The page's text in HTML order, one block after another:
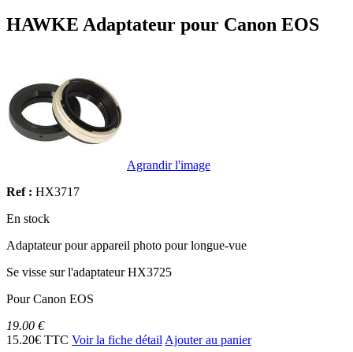
HAWKE Adaptateur pour Canon EOS
Agrandir l'image
Ref : HX3717
En stock
Adaptateur pour appareil photo pour longue-vue
Se visse sur l'adaptateur HX3725
Pour Canon EOS
19.00 €
15.20€ TTC Voir la fiche détail Ajouter au panier